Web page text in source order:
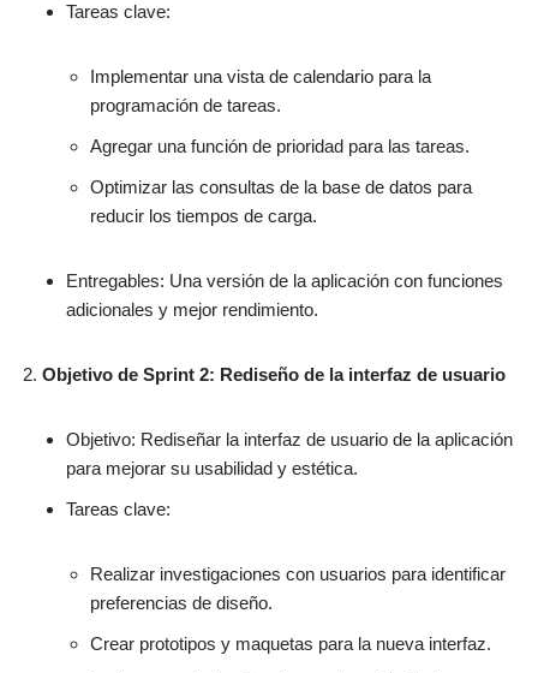
Tareas clave:
Implementar una vista de calendario para la
programación de tareas.
Agregar una función de prioridad para las tareas.
Optimizar las consultas de la base de datos para
reducir los tiempos de carga.
Entregables: Una versión de la aplicación con funciones
adicionales y mejor rendimiento.
Objetivo de Sprint 2: Rediseño de la interfaz de usuario
Objetivo: Rediseñar la interfaz de usuario de la aplicación
para mejorar su usabilidad y estética.
Tareas clave:
Realizar investigaciones con usuarios para identificar
preferencias de diseño.
Crear prototipos y maquetas para la nueva interfaz.